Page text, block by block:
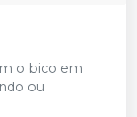
o bico em
ou